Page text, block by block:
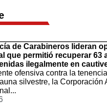
de Carabineros lideran
que permitió recuperar 63
ilegalmente en
ofensiva contra la
silvestre, la Corporación